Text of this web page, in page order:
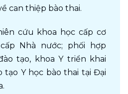
can thiệp bào thai.
cứu khoa học cấp cơ
Nhà nước; phối hợp
tạo, khoa Y triển khai
tạo Y học bào thai tại Đại